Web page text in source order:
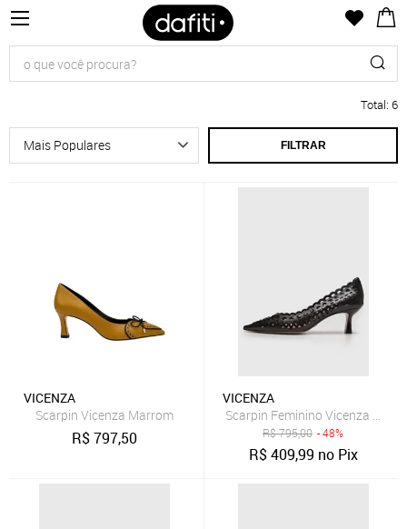
Total: 6
FILTRAR
VICENZA
Scarpin Vicenza Marrom
R$797,50
VICENZA
Scarpin Feminino Vicenza
R$795,00 - 48%
R$409,99 no Pix